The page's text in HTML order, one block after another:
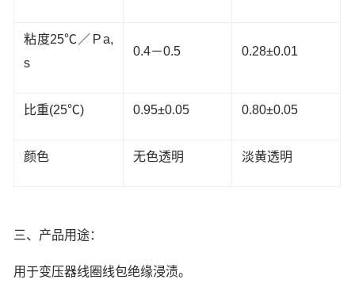
粘度25℃／Ｐa,
s
0.4－0.5 0.28±0.01
比重(25℃) 0.95±0.05 0.80±0.05
颜色 无色透明 淡黄透明
三、产品用途：
用于变压器线圈线包绝缘浸渍。